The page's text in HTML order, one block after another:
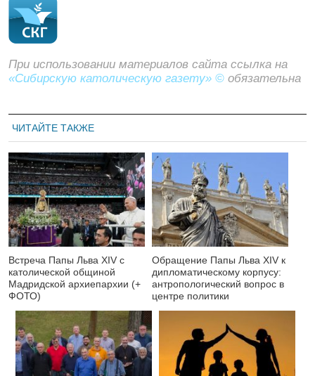
При использовании материалов сайта ссылка на
«Сибирскую католическую газету» © обязательна
ЧИТАЙТЕ ТАКЖЕ
Встреча Папы Льва XIV с
католической общиной
Мадридской архиепархии (+
ФОТО)
Обращение Папы Льва XIV к
дипломатическому корпусу:
антропологический вопрос в
центре политики